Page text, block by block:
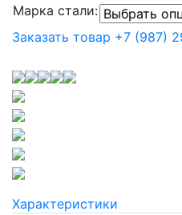
Марка стали:
Заказать товар +7 (987)
Характеристики